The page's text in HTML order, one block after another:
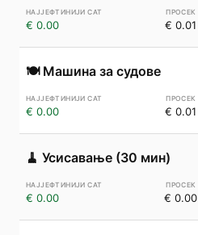
€ 0.00 € 0.01
🍽️ Машина за судове
€ 0.00 € 0.01
🧹 Усисавање (30 мин)
€ 0.00 € 0.00